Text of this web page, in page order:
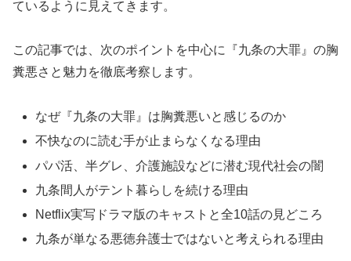
ているように見えてきます。
この記事では、次のポイントを中心に『九条の大罪』の胸
糞悪さと魅力を徹底考察します。
なぜ『九条の大罪』は胸糞悪いと感じるのか
不快なのに読む手が止まらなくなる理由
パパ活、半グレ、介護施設などに潜む現代社会の闇
九条間人がテント暮らしを続ける理由
Netflix実写ドラマ版のキャストと全10話の見どころ
九条が単なる悪徳弁護士ではないと考えられる理由